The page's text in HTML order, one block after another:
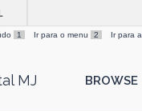
1 Ir para o menu 2 Ir para
MJ BROWSE